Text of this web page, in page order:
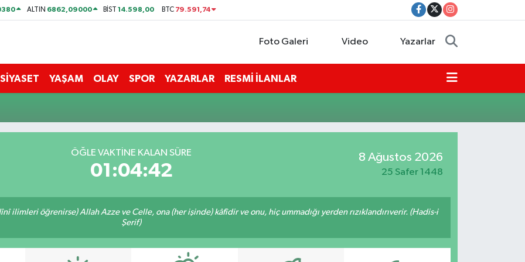
ALTIN 6862,09000 BİST14.598,00 BTC 79.591,74
Foto Galeri Video Yazarlar
SİYASET YAŞAM OLAY SPOR YAZARLAR RESMİ İLANLAR
ÖĞLE VAKTİNE KALAN SÜRE
01:04:42
8 Ağustos 2026
25 Safer 1448
ilimleri öğrenirse) Allah Azze ve Celle, ona (her işinde) kâfîdir ve onu, hiç ummadığı yerden rızıklandırıverir. (Hadis-i
Şerif)